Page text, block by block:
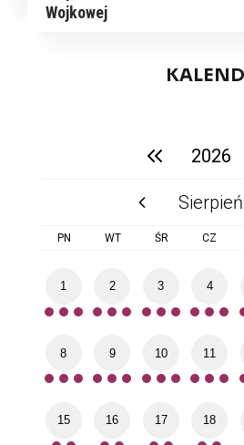
Wojkowej
poprzedni rok
2026
poprzedni miesiąc
Sierpień
PN WT ŚR CZ
1 2 3 4
8 9 10 11
15 16 17 18